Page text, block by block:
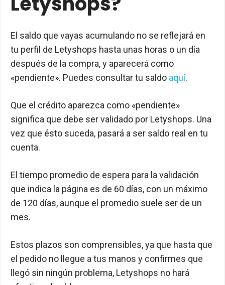
El saldo que vayas acumulando no se reflejará en
tu perfil de Letyshops hasta unas horas o un día
después de la compra, y aparecerá como
«pendiente». Puedes consultar tu saldo aquí.
Que el crédito aparezca como «pendiente»
significa que debe ser validado por Letyshops. Una
vez que ésto suceda, pasará a ser saldo real en tu
cuenta.
El tiempo promedio de espera para la validación
que indica la página es de 60 días, con un máximo
de 120 días, aunque el promedio suele ser de un
mes.
Estos plazos son comprensibles, ya que hasta que
el pedido no llegue a tus manos y confirmes que
llegó sin ningún problema, Letyshops no hará